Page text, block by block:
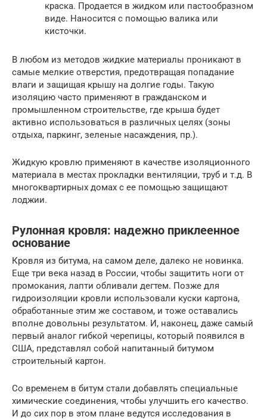
краска. Продается в жидком или пастообразном
виде. Наносится с помощью валика или
кисточки.
В любом из методов жидкие материалы проникают в
самые мелкие отверстия, предотвращая попадание
влаги и защищая крышу на долгие годы. Такую
изоляцию часто применяют в гражданском и
промышленном строительстве, где крыша будет
активно использоваться в различных целях (зоны
отдыха, паркинг, зеленые насаждения, пр.).
Жидкую кровлю применяют в качестве изоляционного
материала в местах прокладки вентиляции, труб и т.д. В
многоквартирных домах с ее помощью защищают
лоджии.
Рулонная кровля: надежно приклеенное
основание
Кровля из битума, на самом деле, далеко не новинка.
Еще три века назад в России, чтобы защитить ноги от
промокания, лапти обливали дегтем. Позже для
гидроизоляции кровли использовали куски картона,
обработанные этим же составом, и тоже оставались
вполне довольны результатом. И, наконец, даже самый
первый аналог гибкой черепицы, который появился в
США, представлял собой напитанный битумом
строительный картон.
Со временем в битум стали добавлять специальные
химические соединения, чтобы улучшить его качество.
И до сих пор в этом плане ведутся исследования в